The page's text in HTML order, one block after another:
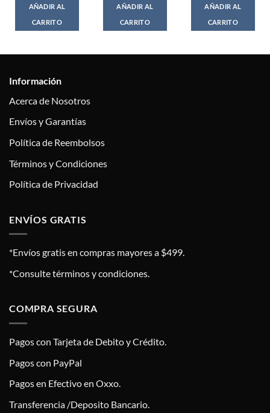
AÑADIR AL
CARRITO
AÑADIR AL
CARRITO
AÑADIR AL
CARRITO
Información
Acerca de Nosotros
Envíos y Garantías
Política de Reembolsos
Términos y Condiciones
Política de Privacidad
ENVÍOS GRATIS
*Envíos gratis en compras mayores a $499.
*Consulte términos y condiciones.
COMPRA SEGURA
Pagos con Tarjeta de Debito y Crédito.
Pagos con PayPal
Pagos en Efectivo en Oxxo.
Transferencia /Deposito Bancario.